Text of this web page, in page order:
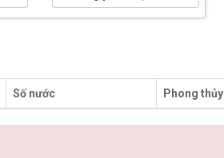
Số nước Phong thủy